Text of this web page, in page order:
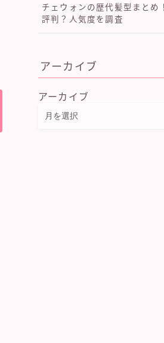
チェウォンの歴代髪型まとめ
評判？人気度を調査
アーカイブ
アーカイブ